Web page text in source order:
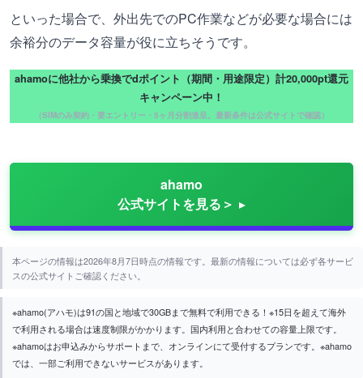
といった場合で、外出先でのPC作業などが必要な場合には
余裕分のデータ容量が役に立ちそうです。
ahamoに他社から乗換でdポイント（期間・用途限定）計20,000pt還元
キャンペーン中！
（SIMのみ契約・要エントリー・5ヶ月分割進呈。最新条件は公式サイトで確認）
ahamo
公式サイトを見る＞
本ページの情報は2026年8月7日時点の情報です。最新の情報については必ず各サービ
スの公式サイトご確認ください。
※ahamo(アハモ)は91の国と地域で30GBまで無料で利用できる！※15日を超えて海外
で利用される場合は速度制限がかかります。国内利用と合わせての容量上限です。
※ahamoはお申込みからサポートまで、オンラインにて受付するプランです。※ahamo
では、一部ご利用できないサービスがあります。